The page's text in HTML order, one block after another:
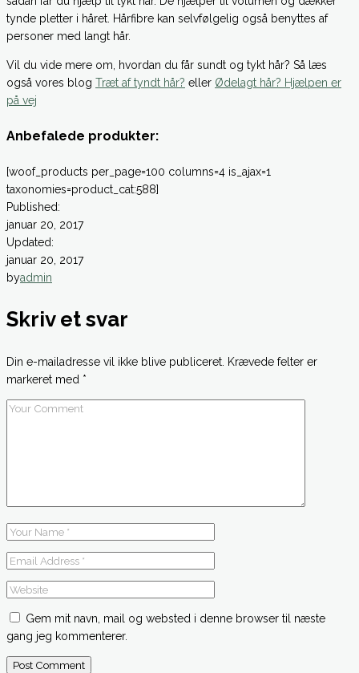
tynde pletter i håret. Hårfibre kan selvfølgelig også benyttes af
personer med langt hår.
Vil du vide mere om, hvordan du får sundt og tykt hår? Så læs
også vores blog Træt af tyndt hår? eller Ødelagt hår? Hjælpen er
på vej
Anbefalede produkter:
[woof_products per_page=100 columns=4 is_ajax=1
taxonomies=product_cat:588]
Published:
januar 20, 2017
Updated:
januar 20, 2017
byadmin
Skriv et svar
Din e-mailadresse vil ikke blive publiceret. Krævede felter er
markeret med *
Gem mit navn, mail og websted i denne browser til næste
gang jeg kommenterer.
Post Comment